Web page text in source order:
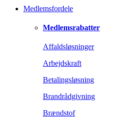
Medlemsfordele
Medlemsrabatter
Affaldsløsninger
Arbejdskraft
Betalingsløsning
Brandrådgivning
Brændstof